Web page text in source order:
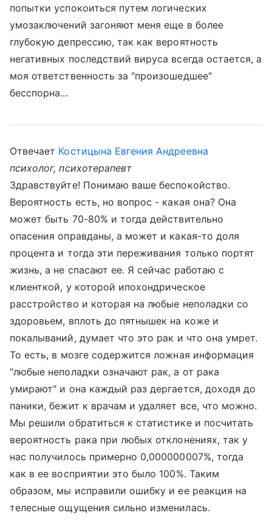
попытки успокоиться путем логических
умозаключений загоняют меня еще в более
глубокую депрессию, так как вероятность
негативных последствий вируса всегда остается, а
моя ответственность за "произошедшее"
бесспорна...
Отвечает Костицына Евгения Андреевна
психолог, психотерапевт
Здравствуйте! Понимаю ваше беспокойство.
Вероятность есть, но вопрос - какая она? Она
может быть 70-80% и тогда действительно
опасения оправданы, а может и какая-то доля
процента и тогда эти переживания только портят
жизнь, а не спасают ее. Я сейчас работаю с
клиенткой, у которой ипохондрическое
расстройство и которая на любые неполадки со
здоровьем, вплоть до пятнышек на коже и
покалываний, думает что это рак и что она умрет.
То есть, в мозге содержится ложная информация
"любые неполадки означают рак, а от рака
умирают" и она каждый раз дергается, доходя до
паники, бежит к врачам и удаляет все, что можно.
Мы решили обратиться к статистике и посчитать
вероятность рака при любых отклонениях, так у
нас получилось примерно 0,000000007%, тогда
как в ее восприятии это было 100%. Таким
образом, мы исправили ошибку и ее реакция на
телесные ощущения сильно изменилась.